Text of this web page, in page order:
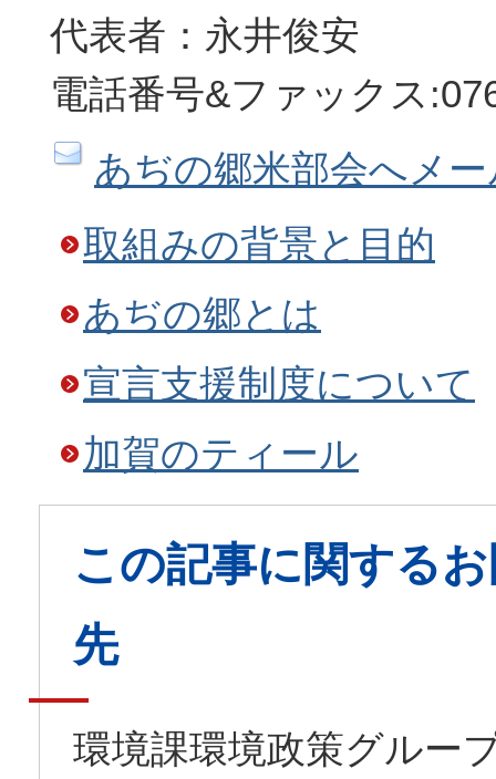
代表者：永井俊安
電話番号&ファックス
あぢの郷米部会へメ
取組みの背景と目的
あぢの郷とは
宣言支援制度について
加賀のティール
この記事に関する
先
環境課環境政策グルー